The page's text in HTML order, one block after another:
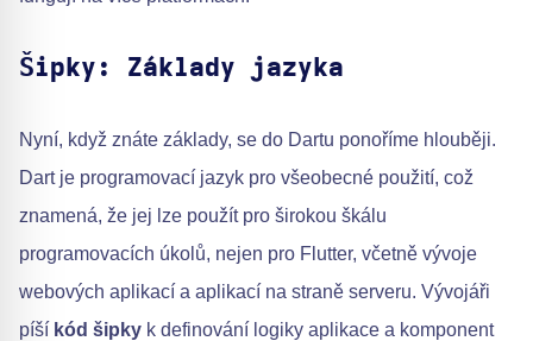
Šipky: Základy jazyka
Nyní, když znáte základy, se do Dartu ponoříme hlouběji.
Dart je programovací jazyk pro všeobecné použití, což
znamená, že jej lze použít pro širokou škálu
programovacích úkolů, nejen pro Flutter, včetně vývoje
webových aplikací a aplikací na straně serveru. Vývojáři
píší kód šipky k definování logiky aplikace a komponent